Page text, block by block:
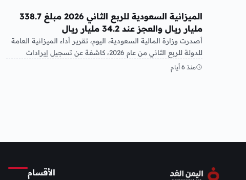
الميزانية السعودية للربع الثاني 2026 مبلغ 338.7
مليار ريال والعجز عند 34.2 مليار ريال
أصدرت وزارة المالية السعودية، اليوم، تقرير أداء الميزانية العامة
للدولة للربع الثاني من عام 2026، كاشفة عن تسجيل إيرادات
بلغت…
منذ 6 أيام
الأقسام